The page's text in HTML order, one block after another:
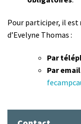
Pour participer, il est
d’Evelyne Thomas :
Par
Par email